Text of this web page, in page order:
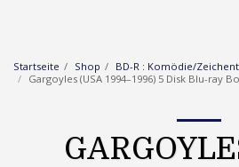
Startseite Shop
BD-R : Komödie/
Gargoyles (USA 1994–1996) 5 Disk Blu-ray